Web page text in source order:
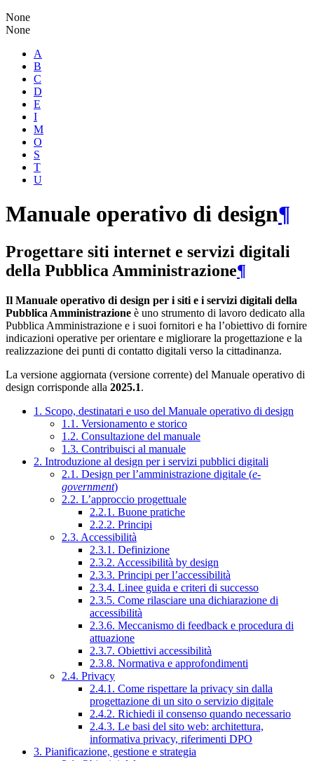
None
None
A
B
C
D
E
I
M
O
S
T
U
Manuale operativo di design¶
Progettare siti internet e servizi digitali
della Pubblica Amministrazione¶
Il Manuale operativo di design per i siti e i servizi digitali della
Pubblica Amministrazione è uno strumento di lavoro dedicato alla
Pubblica Amministrazione e i suoi fornitori e ha l’obiettivo di fornire
indicazioni operative per orientare e migliorare la progettazione e la
realizzazione dei punti di contatto digitali verso la cittadinanza.
La versione aggiornata (versione corrente) del Manuale operativo di
design corrisponde alla 2025.1.
1. Scopo, destinatari e uso del Manuale operativo di design
1.1. Versionamento e storico
1.2. Consultazione del manuale
1.3. Contribuisci al manuale
2. Introduzione al design per i servizi pubblici digitali
2.1. Design per l’amministrazione digitale (e-
government)
2.2. L’approccio progettuale
2.2.1. Buone pratiche
2.2.2. Principi
2.3. Accessibilità
2.3.1. Definizione
2.3.2. Accessibilità by design
2.3.3. Principi per l’accessibilità
2.3.4. Linee guida e criteri di successo
2.3.5. Come rilasciare una dichiarazione di
accessibilità
2.3.6. Meccanismo di feedback e procedura di
attuazione
2.3.7. Obiettivi accessibilità
2.3.8. Normativa e approfondimenti
2.4. Privacy
2.4.1. Come rispettare la privacy sin dalla
progettazione di un sito o servizio digitale
2.4.2. Richiedi il consenso quando necessario
2.4.3. Le basi del sito web: architettura,
informativa privacy, riferimenti DPO
3. Pianificazione, gestione e strategia